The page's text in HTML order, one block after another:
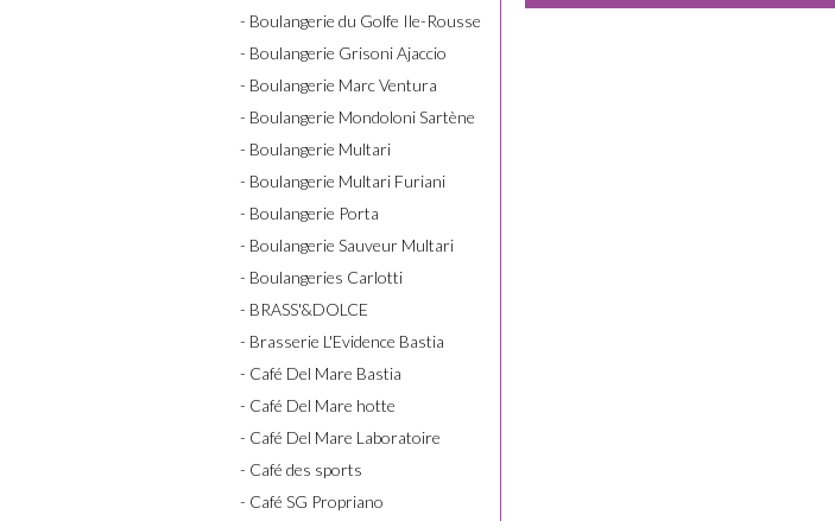
- Boulangerie du Golfe Ile-Rousse
- Boulangerie Grisoni Ajaccio
- Boulangerie Marc Ventura
- Boulangerie Mondoloni Sartène
- Boulangerie Multari
- Boulangerie Multari Furiani
- Boulangerie Porta
- Boulangerie Sauveur Multari
- Boulangeries Carlotti
- BRASS'&DOLCE
- Brasserie L'Evidence Bastia
- Café Del Mare Bastia
- Café Del Mare hotte
- Café Del Mare Laboratoire
- Café des sports
- Café SG Propriano